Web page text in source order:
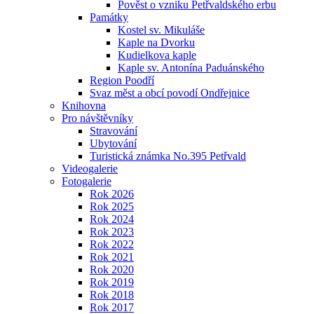
Pověst o vzniku Petřvaldského erbu
Památky
Kostel sv. Mikuláše
Kaple na Dvorku
Kudielkova kaple
Kaple sv. Antonína Paduánského
Region Poodří
Svaz měst a obcí povodí Ondřejnice
Knihovna
Pro návštěvníky
Stravování
Ubytování
Turistická známka No.395 Petřvald
Videogalerie
Fotogalerie
Rok 2026
Rok 2025
Rok 2024
Rok 2023
Rok 2022
Rok 2021
Rok 2020
Rok 2019
Rok 2018
Rok 2017